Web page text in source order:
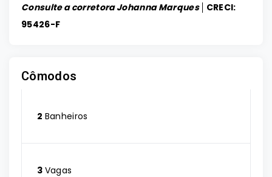
Consulte a corretora Johanna Marques │ CRECI:
95426-F
Cômodos
2 Banheiros
3 Vagas